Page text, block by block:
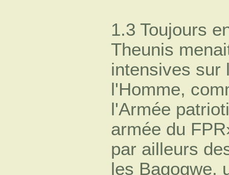
1.3 Toujours
Theunis
intensives sur
l'Homme,
l'Armée
armée du
par ailleurs
les Bagogwe,